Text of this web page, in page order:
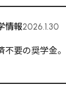
情報2026.1.30
不要の奨学金